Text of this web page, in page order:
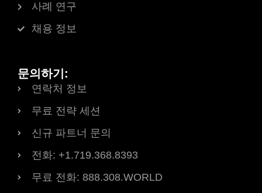
사례 연구
채용 정보
문의하기:
연락처 정보
무료 전략 세션
신규 파트너 문의
전화: +1.719.368.8393
무료 전화: 888.308.WORLD